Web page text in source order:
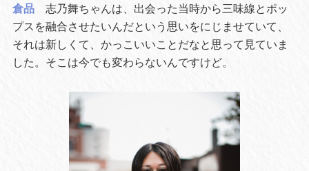
倉品
志乃舞ちゃんは、出会った当時から三味線とポッ
プスを融合させたいんだという思いをにじませていて、
それは新しくて、かっこいいことだなと思って見ていま
した。そこは今でも変わらないんですけど。